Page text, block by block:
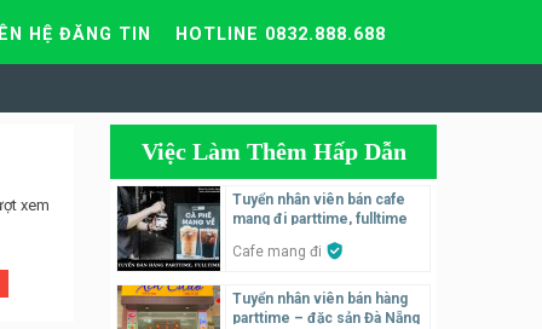
HỆ ĐĂNG TIN HOTLINE 0832.888.688
xem
Việc Làm Thêm Hấp Dẫn
Tuyển nhân viên bán cafe
mang đi parttime, fulltime
Cafe mang đi
Tuyển nhân viên bán hàng
parttime – đặc sản Đà Nẵng